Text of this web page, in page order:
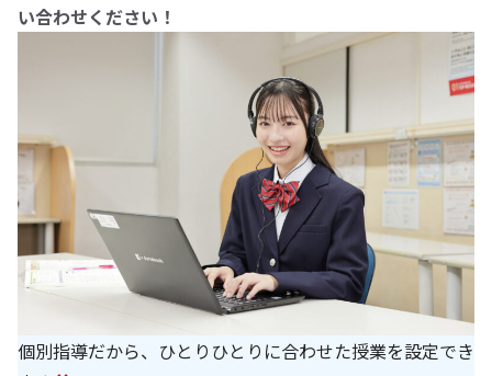
い合わせください！
個別指導だから、ひとりひとりに合わせた授業を設定でき